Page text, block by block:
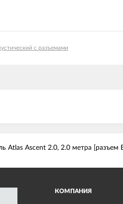
с разъемами
Atlas Ascent 2.0, 2.0 метра [разъем
КОМПАНИЯ